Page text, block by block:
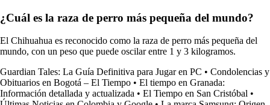
¿Cuál es la raza de perro más pequeña del mundo?
El Chihuahua es reconocido como la raza de perro más pequeña del
mundo, con un peso que puede oscilar entre 1 y 3 kilogramos.
Guardian Tales: La Guía Definitiva para Jugar en PC • Condolencias y
Obituarios en Bogotá – El Tiempo • El tiempo en Granada:
Información detallada y actualizada • El Tiempo en San Cristóbal •